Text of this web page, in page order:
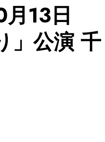
13日
」公演 千